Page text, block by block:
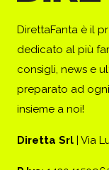
DirettaFanta è il
dedicato al più
consigli, news e
preparato ad
insieme a noi!
Diretta Srl | Via